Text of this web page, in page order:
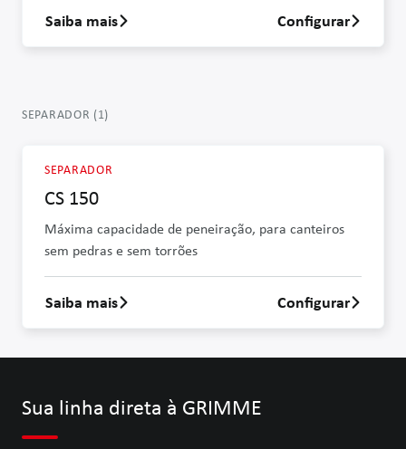
Saber mais sobre BF / BFL 600
Saiba mais Configurar
SEPARADOR (1)
SEPARADOR
CS 150
Máxima capacidade de peneiração, para canteiros
sem pedras e sem torrões
Saber mais sobre CS 150
Saiba mais Configurar
Sua linha direta à GRIMME